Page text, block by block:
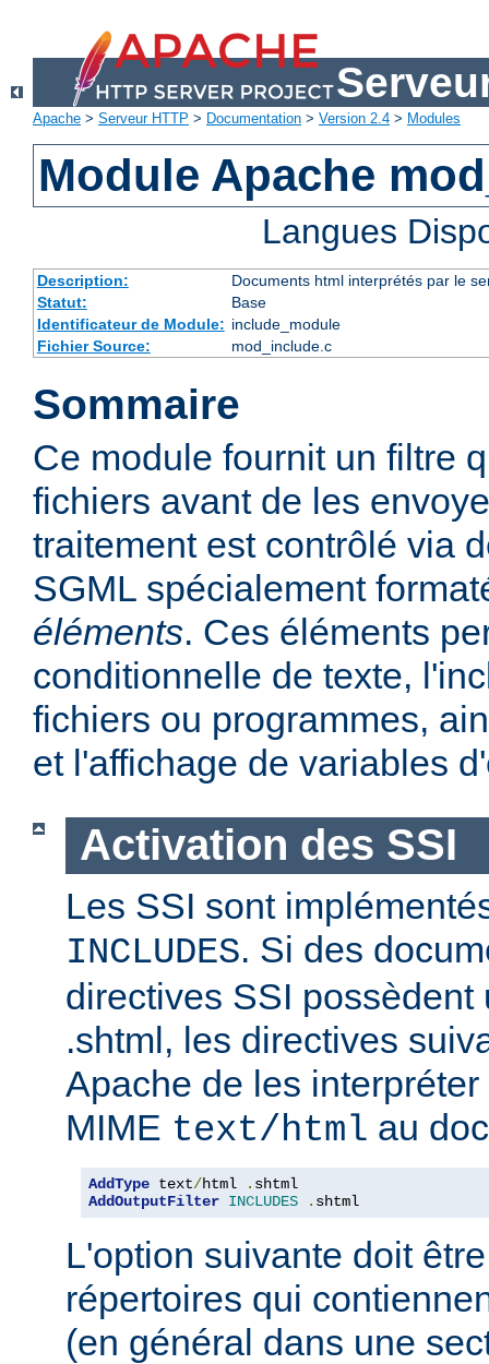
Apache > Serveur HTTP > Documentation > Version 2.4 > Modules
Module Apache
Langues
Description:
Documents html interprétés par le
Statut:
Base
Identificateur de Module: include_module
Fichier Source:
mod_include.c
Sommaire
Ce module fournit un filtre
fichiers avant de les
traitement est contrôlé via
SGML spécialement
éléments. Ces éléments
conditionnelle de texte,
fichiers ou programmes,
et l'affichage de variables
Activation des SSI
Les SSI sont
INCLUDES. Si des
directives SSI possèdent
.shtml, les directives
Apache de les
MIME text/html au
AddType text/html .
AddOutputFilter INCLUDES . shtml
L'option suivante doit
répertoires qui
(en général dans une